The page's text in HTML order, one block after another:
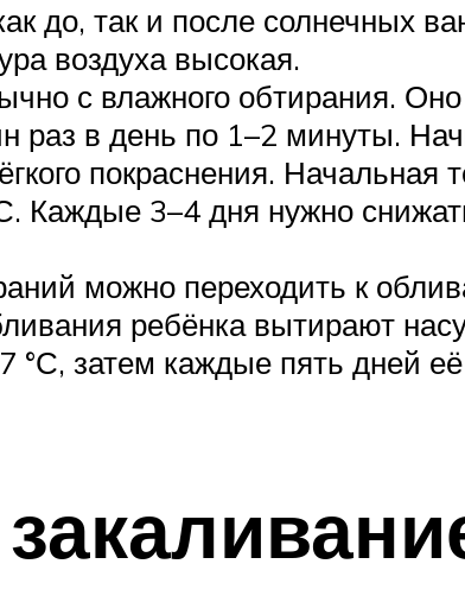
до, так и после солнечных
воздуха высокая.
с влажного обтирания.
раз в день по 1–2 минуты.
покраснения.
3–4 дня нужно
можно переходить к
ребёнка вытирают
затем каждые пять дней